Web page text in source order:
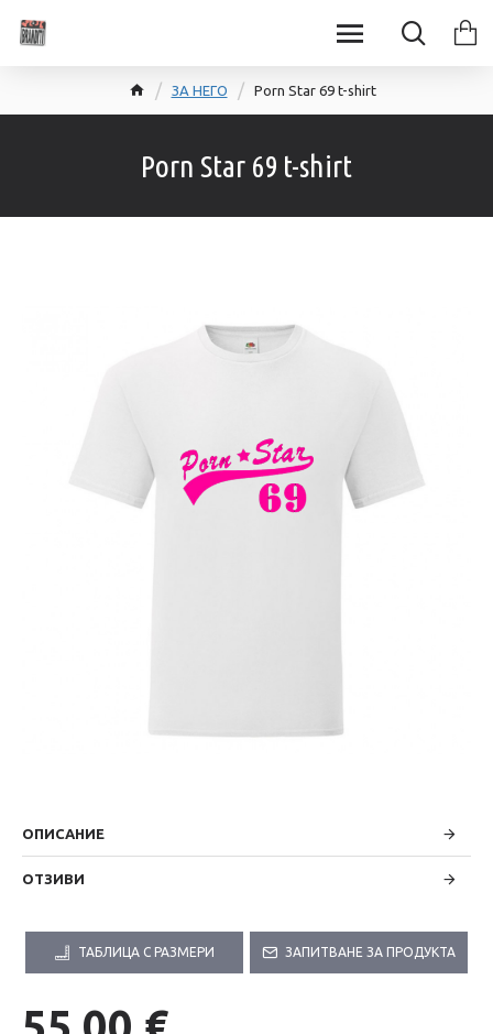
ЗА НЕГО Porn Star 69 t-shirt
Porn Star 69 t-shirt
ОПИСАНИЕ
ОТЗИВИ
ТАБЛИЦА С РАЗМЕРИ ЗАПИТВАНЕ ЗА ПРОДУКТА